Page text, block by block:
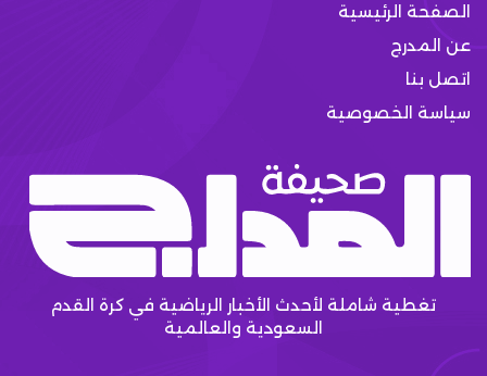
الصفحة الرئيسية
عن المدرج
اتصل بنا
سياسة الخصوصية
تغطية شاملة لأحدث الأخبار الرياضية في كرة القدم
السعودية والعالمية